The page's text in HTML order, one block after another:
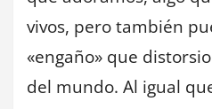
vivos, pero también
«engaño» que
del mundo. Al igual